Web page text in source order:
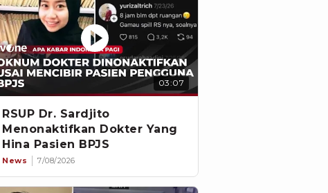
03:07
RSUP Dr. Sardjito
Menonaktifkan Dokter Yang
Hina Pasien BPJS
News 7/08/2026